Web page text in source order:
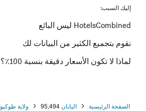
إليك السبب:
HotelsCombined ليس البائع
نقوم بتجميع الكثير من البيانات لك
لماذا لا تكون الأسعار دقيقة بنسبة 100٪؟
الصفحة الرئيسية اليابان95,494 ولاية طوكيو